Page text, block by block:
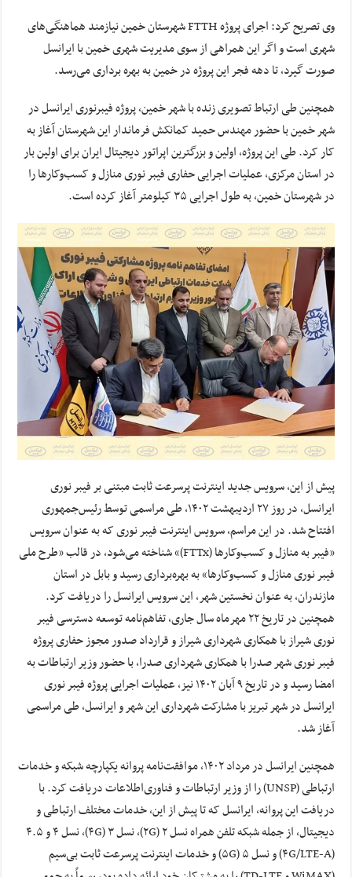
وی تصریح کرد: اجرای پروژه FTTH شهرستان خمین نیازمند هماهنگی‌های
شهری است و اگر این همراهی از سوی مدیریت شهری خمین با ایرانسل
صورت گیرد، تا دهه فجر این پروژه در خمین به بهره برداری می‌رسد.
همچنین طی ارتباط تصویری زنده با شهر خمین، پروژه فیبرنوری ایرانسل در
شهر خمین با حضور مهندس حمید کمانکش فرماندار این شهرستان آغاز به
کار کرد. طی این پروژه، اولین و بزرگترین اپراتور دیجیتال ایران برای اولین بار
در استان مرکزی، عملیات اجرایی حفاری فیبر نوری منازل و کسب‌وکارها را
در شهرستان خمین، به طول اجرایی ۳۵ کیلومتر آغاز کرده است.
پیش از این، سرویس جدید اینترنت پرسرعت ثابت مبتنی بر فیبر نوری
ایرانسل، در روز ۲۷ اردیبهشت ۱۴۰۲، طی مراسمی توسط رئیس‌جمهوری
افتتاح شد. در این مراسم، سرویس اینترنت فیبر نوری که به عنوان سرویس
«فیبر به منازل و کسب‌وکارها (FTTx)» شناخته می‌شود، در قالب «طرح ملی
فیبر نوری منازل و کسب‌وکارها» به بهره‌برداری رسید و بابل در استان
مازندران، به عنوان نخستین شهر، این سرویس ایرانسل را دریافت کرد.
همچنین در تاریخ ۲۲ مهرماه سال جاری، تفاهم‌نامه توسعه دسترسی فیبر
نوری شیراز با همکاری شهرداری شیراز و قرارداد صدور مجوز حفاری پروژه
فیبر نوری شهر صدرا با همکاری شهرداری صدرا، با حضور وزیر ارتباطات به
امضا رسید و در تاریخ ۹ آبان ۱۴۰۲ نیز، عملیات اجرایی پروژه فیبر نوری
ایرانسل در شهر تبریز با مشارکت شهرداری این شهر و ایرانسل، طی مراسمی
آغاز شد.
همچنین ایرانسل در مرداد ۱۴۰۲، موافقت‌نامه پروانه یکپارچه شبکه و خدمات
ارتباطی (UNSP) را از وزیر ارتباطات و فناوری‌اطلاعات دریافت کرد. با
دریافت این پروانه، ایرانسل که تا پیش از این، خدمات مختلف ارتباطی و
دیجیتال، از جمله شبکه تلفن همراه نسل ۲ (۲G)، نسل ۳ (۴G)، نسل ۴ و ۴.۵
(۴G/LTE-A) و نسل ۵ (۵G) و خدمات اینترنت پرسرعت ثابت بی‌سیم